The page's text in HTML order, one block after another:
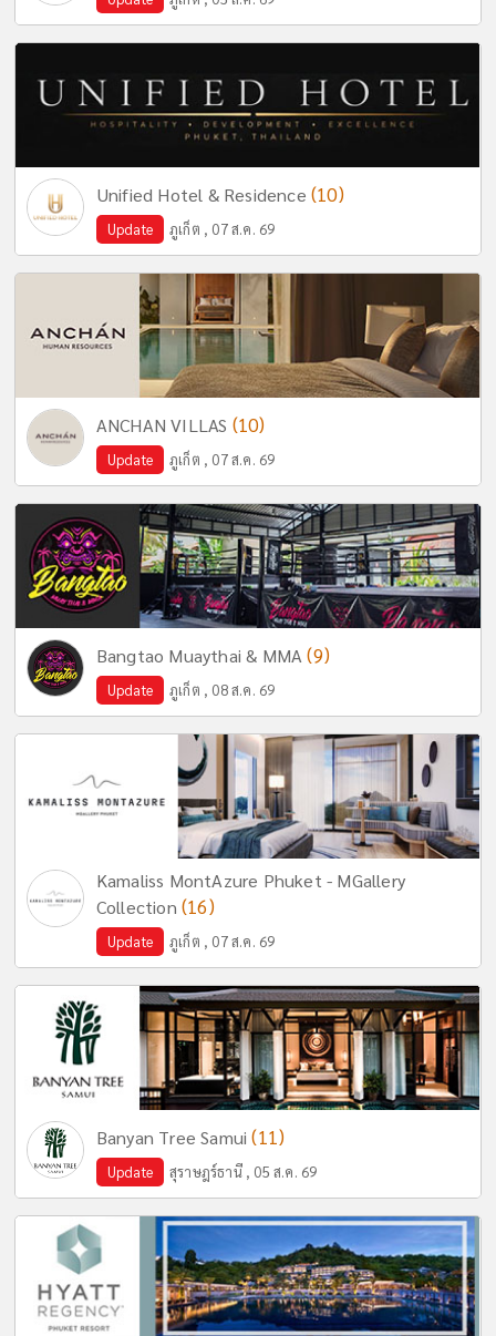
Unified Hotel & Residence (10)
Update ภูเก็ต , 07 ส.ค. 69
ANCHAN VILLAS (10)
Update ภูเก็ต , 07 ส.ค. 69
Bangtao Muaythai & MMA(9)
Update ภูเก็ต , 08 ส.ค. 69
Kamaliss MontAzure Phuket - MGallery
Collection (16)
Update ภูเก็ต , 07 ส.ค. 69
Banyan Tree Samui(11)
Update สุราษฎร์ธานี , 05 ส.ค. 69